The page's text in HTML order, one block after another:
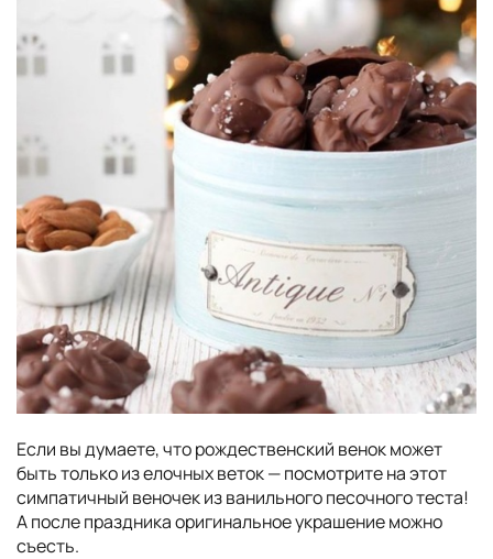
Если вы думаете, что рождественский венок может
быть только из елочных веток — посмотрите на этот
симпатичный веночек из ванильного песочного теста!
А после праздника оригинальное украшение можно
съесть.